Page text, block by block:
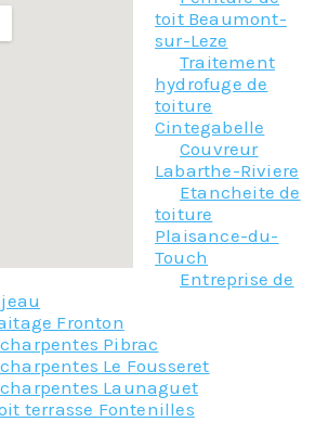
toit Beaumont-
sur-Leze
Traitement
hydrofuge de
toiture
Cintegabelle
Couvreur
Labarthe-Riviere
Etancheite de
toiture
Plaisance-du-
Touch
Entreprise de
Fronton
Pibrac
Le Fousseret
Launaguet
terrasse Fontenilles